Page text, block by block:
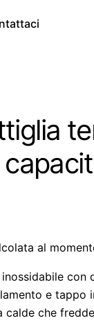
al
con
e tappo
calde che